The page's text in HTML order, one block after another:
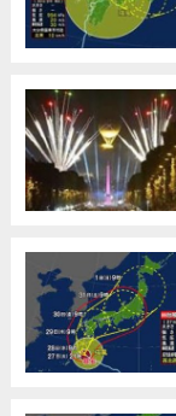
READ MORE
READ MORE